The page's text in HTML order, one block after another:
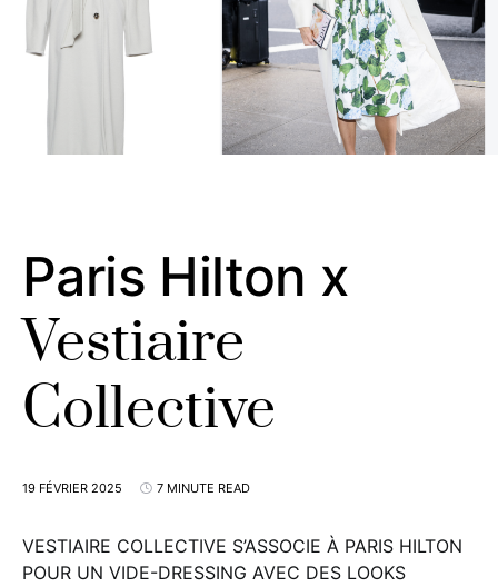
Paris Hilton x
Vestiaire
Collective
19 FÉVRIER 2025 7 MINUTE READ
VESTIAIRE COLLECTIVE S’ASSOCIE À PARIS HILTON
POUR UN VIDE-DRESSING AVEC DES LOOKS